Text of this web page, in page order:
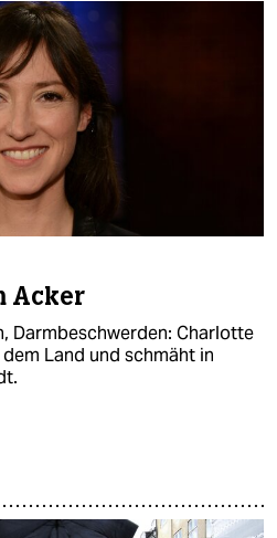
Acker
Darmbeschwerden: Charlotte
Land und schmäht in